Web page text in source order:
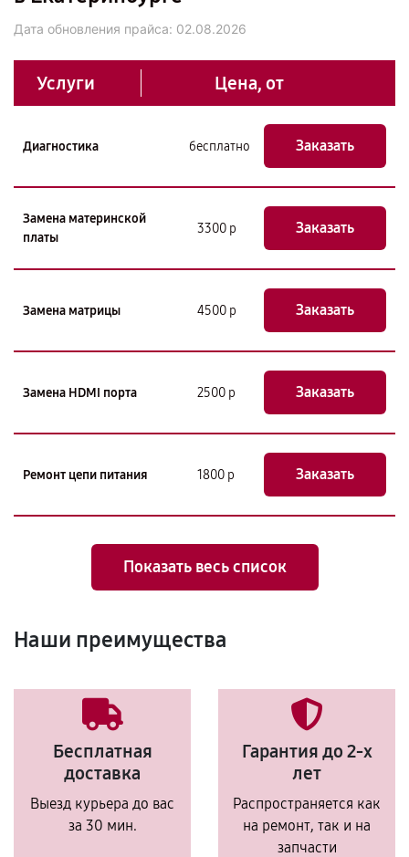
Дата обновления прайса: 02.08.2026
Услуги Цена, от
Диагностика бесплатно Заказать
Замена материнской
платы
3300 р Заказать
Замена матрицы 4500 р Заказать
Замена HDMI порта 2500 р Заказать
Ремонт цепи питания 1800 р Заказать
Показать весь список
Наши преимущества
Бесплатная
доставка
Выезд курьера до вас
за 30 мин.
Гарантия до 2-х
лет
Распространяется как
на ремонт, так и на
запчасти